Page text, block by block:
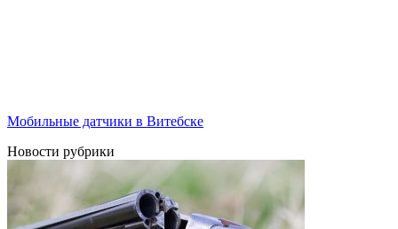
Мобильные датчики в Витебске
Новости рубрики